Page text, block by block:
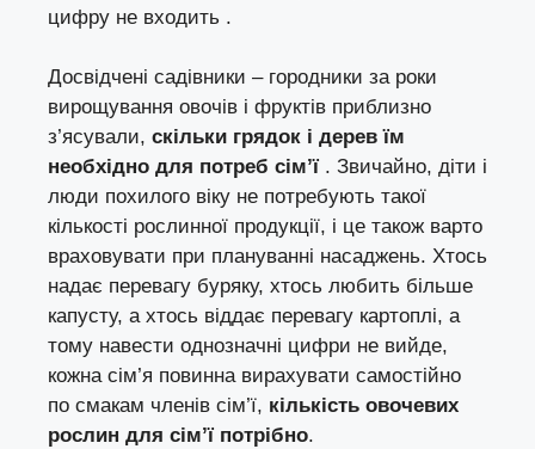
цифру не входить .
Досвідчені садівники – городники за роки
вирощування овочів і фруктів приблизно
з’ясували, скільки грядок і дерев їм
необхідно для потреб сім’ї . Звичайно, діти і
люди похилого віку не потребують такої
кількості рослинної продукції, і це також варто
враховувати при плануванні насаджень. Хтось
надає перевагу буряку, хтось любить більше
капусту, а хтось віддає перевагу картоплі, а
тому навести однозначні цифри не вийде,
кожна сім’я повинна вирахувати самостійно
по смакам членів сім’ї, кількість овочевих
рослин для сім’ї потрібно.